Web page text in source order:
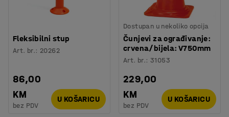
Fleksibilni stup
Art. br.: 20262
86,00
KM
bez PDV
U KOŠARICU
Dostupan u nekoliko opcija
Čunjevi za ograđivanje:
crvena/bijela: V750mm
Art. br.:31053
229,00
KM
bez PDV
U KOŠARICU